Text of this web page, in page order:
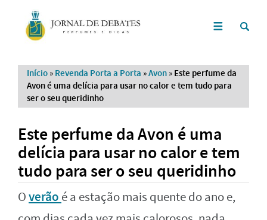
Início » Revenda Porta a Porta »Avon » Este perfume da
Avon é uma delícia para usar no calor e tem tudo para
ser o seu queridinho
Este perfume da Avon é uma
delícia para usar no calor e tem
tudo para ser o seu queridinho
Overão é a estação mais quente do ano e,